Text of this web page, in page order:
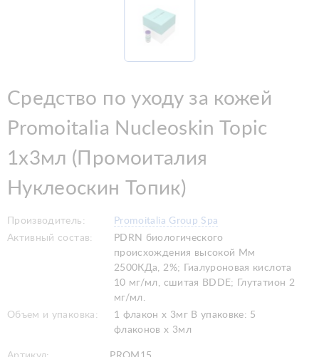
Средство по уходу за кожей
Promoitalia Nucleoskin Topic
1х3мл (Промоиталия
Нуклеоскин Топик)
Производитель:
Promoitalia Grоuр Spa
Активный состав:
PDRN биологического
происхождения высокой Мм
2500КДа, 2%; Гиалуроновая кислота
10 мг/мл, сшитая BDDE; Глутатион 2
мг/мл.
Объем и упаковка:
1 флакон х 3мг В упаковке: 5
флаконов х 3мл